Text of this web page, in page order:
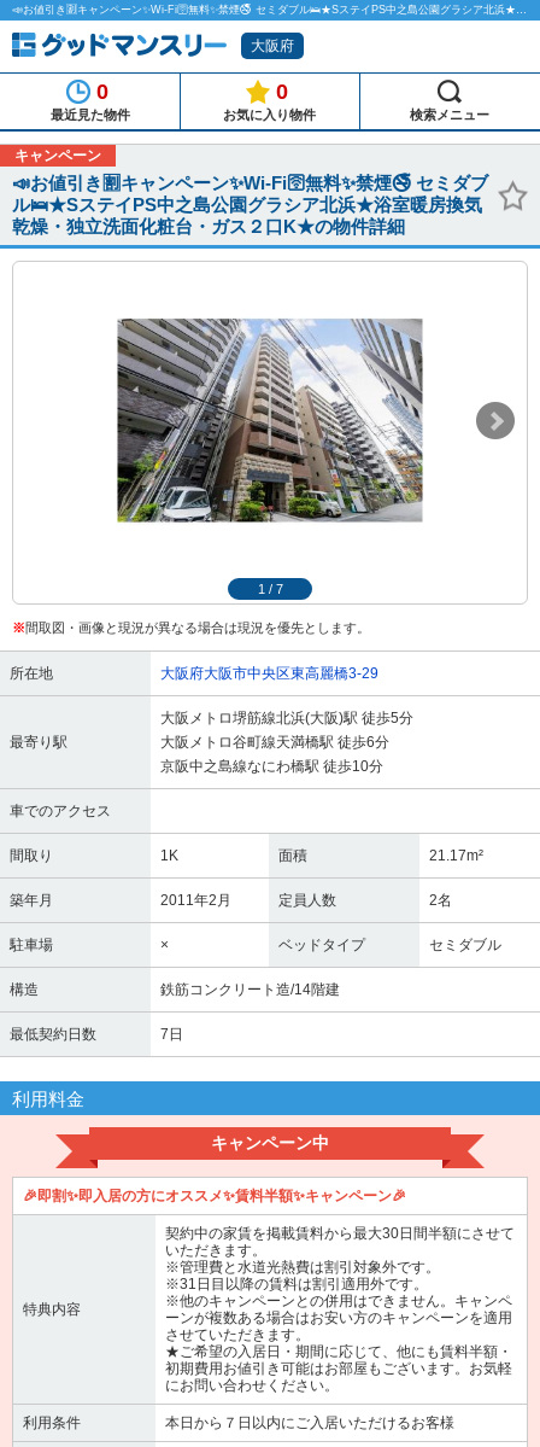
📣お値引き🈹キャンペーン✨Wi-Fi🛜無料✨禁煙🚭 セミダブル🛌★SステイPS中之島公園グラシア北浜★浴室暖房換気乾燥・独立洗面化粧台・ガス２口K★のマンスリーマンション物件詳細「グッドマンスリー」
大阪府
0
最近見た物件
0
お気に入り物件 検索メニュー
キャンペーン
📣お値引き🈹キャンペーン✨Wi-Fi🛜無料✨禁煙🚭 セミダブ
ル🛌★SステイPS中之島公園グラシア北浜★浴室暖房換気
乾燥・独立洗面化粧台・ガス２口K★の物件詳細
1 / 7
※間取図・画像と現況が異なる場合は現況を優先とします。
所在地 大阪府大阪市中央区東高麗橋3-29
最寄り駅
大阪メトロ堺筋線北浜(大阪)駅 徒歩5分
大阪メトロ谷町線天満橋駅 徒歩6分
京阪中之島線なにわ橋駅 徒歩10分
車でのアクセス
間取り 1K 面積 21.17m²
築年月 2011年2月 定員人数 2名
駐車場 × ベッドタイプ セミダブル
構造 鉄筋コンクリート造/14階建
最低契約日数 7日
利用料金
キャンペーン中
🎉即割✨即入居の方にオススメ✨賃料半額✨キャンペーン🎉
特典内容
契約中の家賃を掲載賃料から最大30日間半額にさせて
いただきます。
※管理費と水道光熱費は割引対象外です。
※31日目以降の賃料は割引適用外です。
※他のキャンペーンとの併用はできません。キャンペ
ーンが複数ある場合はお安い方のキャンペーンを適用
させていただきます。
★ご希望の入居日・期間に応じて、他にも賃料半額・
初期費用お値引き可能はお部屋もございます。お気軽
にお問い合わせください。
利用条件 本日から７日以内にご入居いただけるお客様